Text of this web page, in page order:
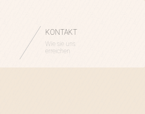
KONTAKT
Wie sie uns
erreichen